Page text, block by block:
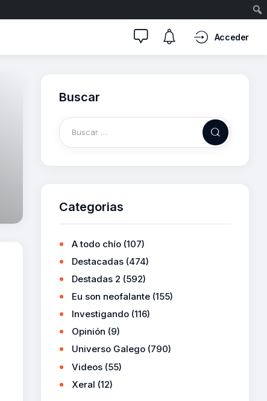
Acceder
Buscar
Categorias
A todo chío (107)
Destacadas (474)
Destadas 2 (592)
Eu son neofalante (155)
Investigando (116)
Opinión (9)
Universo Galego (790)
Videos (55)
Xeral (12)